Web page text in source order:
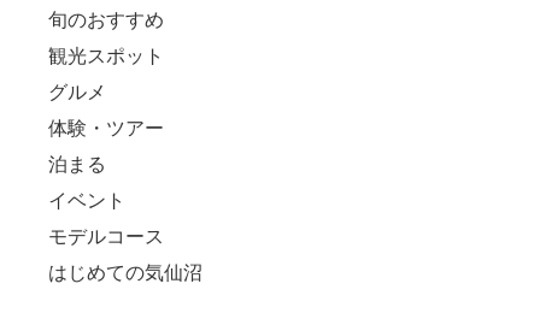
旬のおすすめ
観光スポット
グルメ
体験・ツアー
泊まる
イベント
モデルコース
はじめての気仙沼